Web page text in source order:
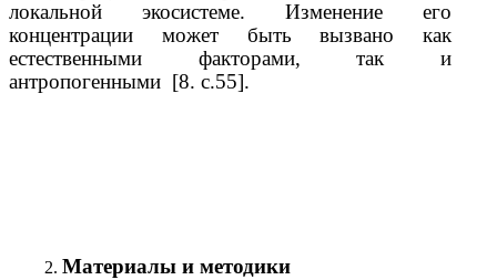
локальной экосистеме. Изменение его
концентрации может быть вызвано как
естественными факторами, так и
антропогенными [8. с.55].
Материалы и методики